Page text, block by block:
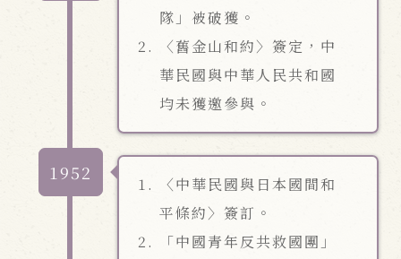
隊」被破獲。
〈舊金山和約〉簽定，中
華民國與中華人民共和國
均未獲邀參與。
1952
〈中華民國與日本國間和
平條約〉簽訂。
「中國青年反共救國團」